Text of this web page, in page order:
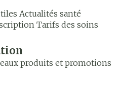
Actualités santé
Tarifs des soins
produits et promotions